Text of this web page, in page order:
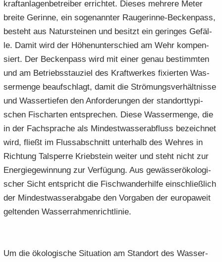
kraft­an­la­gen­be­trei­ber er­rich­tet. Die­ses meh­re­re Meter
brei­te Ge­rin­ne, ein so­ge­nann­ter Raugerinne-​Beckenpass,
be­steht aus Na­tur­stei­nen und be­sitzt ein ge­rin­ges Ge­fäl­
le. Damit wird der Hö­hen­un­ter­schied am Wehr kom­pen­
siert. Der Be­cken­pass wird mit einer genau be­stimm­ten
und am Be­triebs­stau­ziel des Kraft­wer­kes fi­xier­ten Was­
ser­men­ge be­auf­schlagt, damit die Strö­mungs­ver­hält­nis­se
und Was­ser­tie­fen den An­for­de­run­gen der stand­ort­ty­pi­
schen Fisch­ar­ten ent­spre­chen. Diese Was­ser­men­ge, die
in der Fach­spra­che als Min­dest­was­ser­ab­fluss be­zeich­net
wird, fließt im Fluss­ab­schnitt un­ter­halb des Weh­res in
Rich­tung Tal­sper­re Krieb­stein wei­ter und steht nicht zur
En­er­gie­ge­win­nung zur Ver­fü­gung. Aus ge­wäs­ser­öko­lo­gi­
scher Sicht ent­spricht die Fisch­wan­der­hil­fe ein­schließ­lich
der Min­dest­was­ser­ab­ga­be den Vor­ga­ben der eu­ro­pa­weit
gel­ten­den Was­ser­rah­men­richt­li­nie.
Um die öko­lo­gi­sche Si­tua­ti­on am Stand­ort des Was­ser­